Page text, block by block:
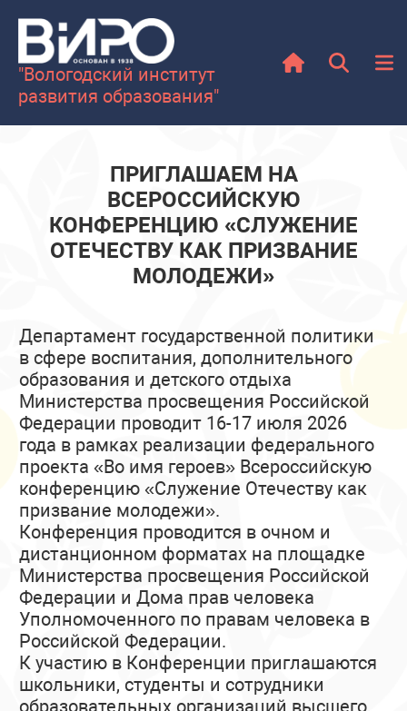
"Вологодский институт
развития образования"
ПРИГЛАШАЕМ НА
ВСЕРОССИЙСКУЮ
КОНФЕРЕНЦИЮ «СЛУЖЕНИЕ
ОТЕЧЕСТВУ КАК ПРИЗВАНИЕ
МОЛОДЕЖИ»
Департамент государственной политики
в сфере воспитания, дополнительного
образования и детского отдыха
Министерства просвещения Российской
Федерации проводит 16-17 июля 2026
года в рамках реализации федерального
проекта «Во имя героев» Всероссийскую
конференцию «Служение Отечеству как
призвание молодежи».
Конференция проводится в очном и
дистанционном форматах на площадке
Министерства просвещения Российской
Федерации и Дома прав человека
Уполномоченного по правам человека в
Российской Федерации.
К участию в Конференции приглашаются
школьники, студенты и сотрудники
образовательных организаций высшего,